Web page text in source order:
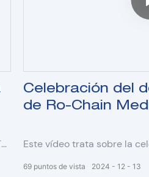
Celebración del
de Ro-Chain
Este vídeo trata sobre la
2024 12 13
69 puntos de vista